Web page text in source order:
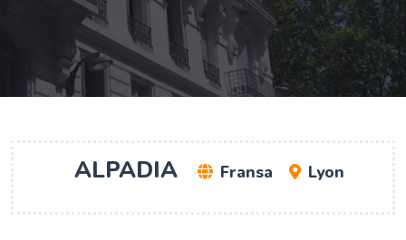
ALPADIA Fransa Lyon